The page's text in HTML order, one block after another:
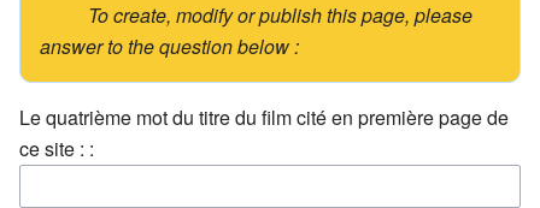
To create, modify or publish this page, please
answer to the question below :
Le quatrième mot du titre du film cité en première page de
ce site : :